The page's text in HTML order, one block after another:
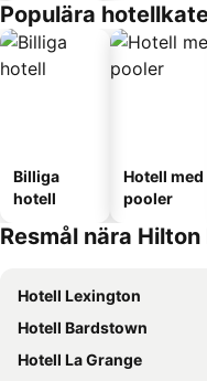
Populära
Billiga
hotell
Hotell med
pooler
Resmål nära
Hotell Lexington
Hotell Bardstown
Hotell La Grange